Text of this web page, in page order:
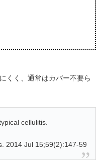
くく、通常はカバー不要ら
cellulitis.
2014 Jul 15;59(2):147-59